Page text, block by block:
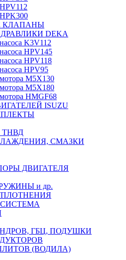
КЛАПАНЫ
DEKA
K3V112
HPV145
HPV118
HPV95
M5X130
M5X180
HMGF68
ISUZU
СМАЗКИ
ДВИГАТЕЛЯ
и др.
ГБЦ, ПОДУШКИ
(ВОДИЛА)